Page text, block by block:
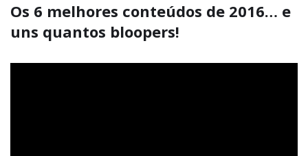
Os 6 melhores conteúdos de 2016… e
uns quantos bloopers!